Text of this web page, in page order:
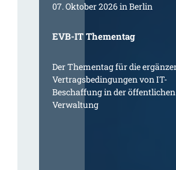
07. Oktober 2026 in Berlin
EVB-IT Thementag
Der Thementag für die
Vertragsbedingungen von IT-
Beschaffung in der öffentlichen
Verwaltung